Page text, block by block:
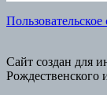
Сайт создан для
Рождественского